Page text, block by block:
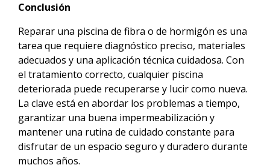
Conclusión
Reparar una piscina de fibra o de hormigón es una
tarea que requiere diagnóstico preciso, materiales
adecuados y una aplicación técnica cuidadosa. Con
el tratamiento correcto, cualquier piscina
deteriorada puede recuperarse y lucir como nueva.
La clave está en abordar los problemas a tiempo,
garantizar una buena impermeabilización y
mantener una rutina de cuidado constante para
disfrutar de un espacio seguro y duradero durante
muchos años.